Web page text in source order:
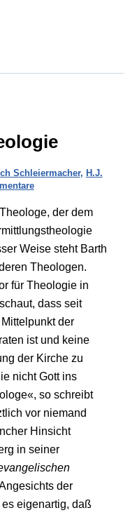
Schleiermacher, H.J.
der dem
Weise steht Barth
Theologen.
für Theologie in
dass seit
der
ist und keine
der Kirche zu
nicht Gott ins
so schreibt
vor niemand
Hinsicht
in seiner
der
eigenartig, daß